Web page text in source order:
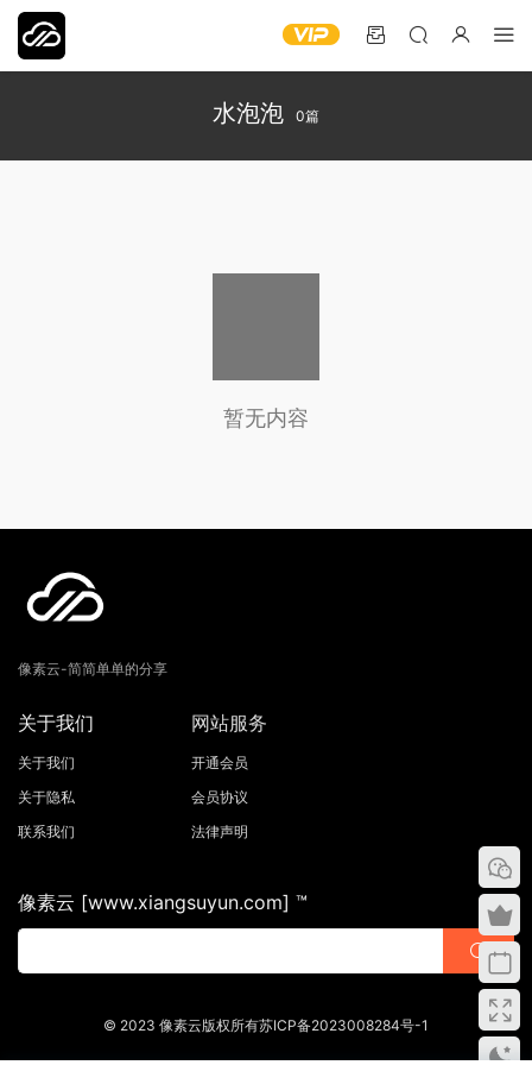
水泡泡 0篇
暂无内容
像素云-简简单单的分享
关于我们
关于我们
关于隐私
联系我们
网站服务
开通会员
会员协议
法律声明
像素云 [www.xiangsuyun.com] ™
© 2023 像素云版权所有苏ICP备2023008284号-1